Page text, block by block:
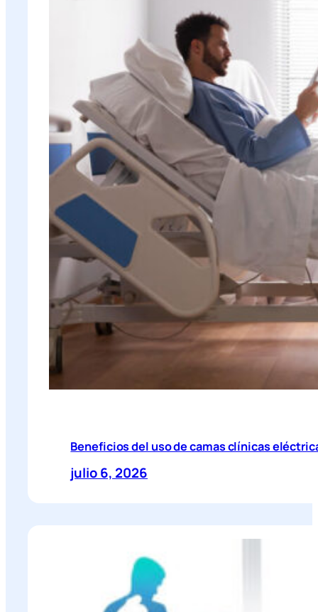
Beneficios del uso de camas clínicas
julio 6, 2026